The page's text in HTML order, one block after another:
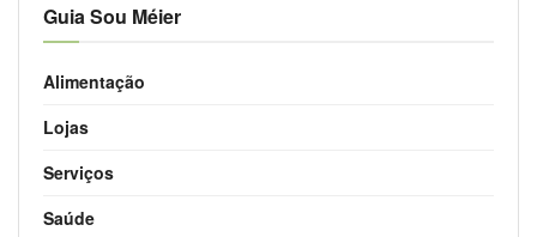
Guia Sou Méier
Alimentação
Lojas
Serviços
Saúde